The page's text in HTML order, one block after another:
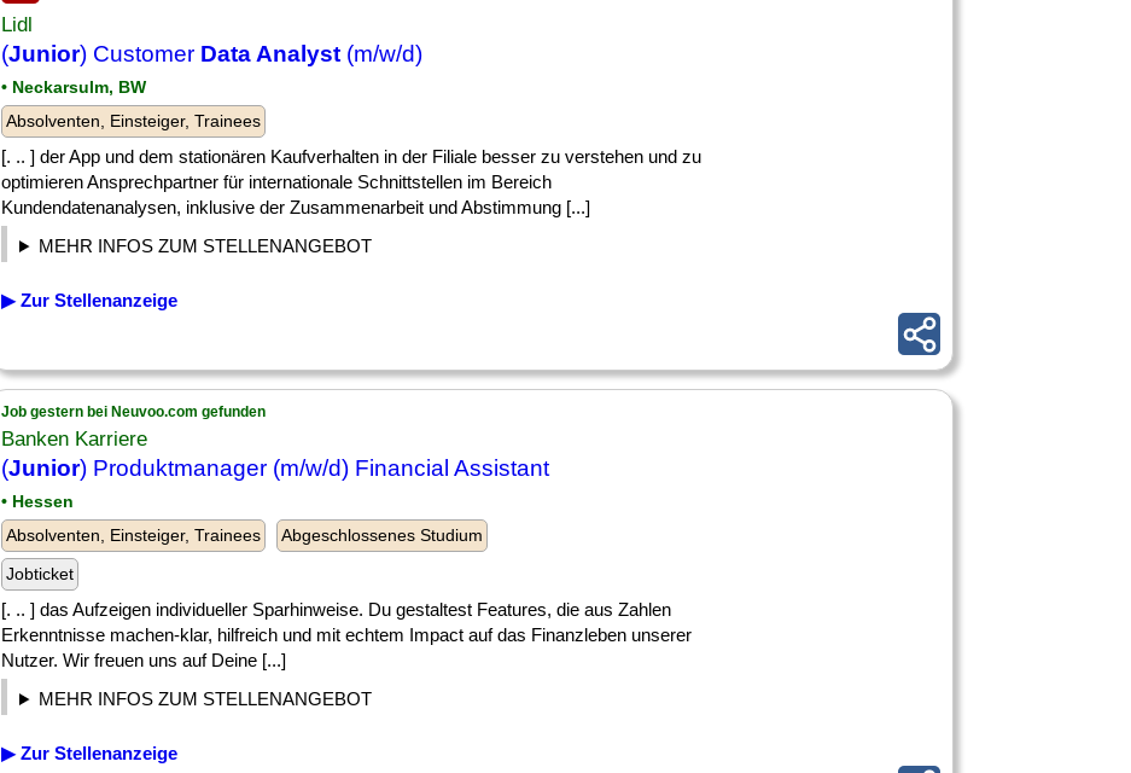
Lidl
(Junior) Customer Data Analyst (m/w/d)
• Neckarsulm, BW
Absolventen, Einsteiger, Trainees
[. .. ] der App und dem stationären Kaufverhalten in der Filiale besser zu verstehen und zu
optimieren Ansprechpartner für internationale Schnittstellen im Bereich
Kundendatenanalysen, inklusive der Zusammenarbeit und Abstimmung [...]
MEHR INFOS ZUM STELLENANGEBOT
▶ Zur Stellenanzeige
Job gestern bei Neuvoo.com gefunden
Banken Karriere
(Junior) Produktmanager (m/w/d) Financial Assistant
• Hessen
Absolventen, Einsteiger, Trainees
Abgeschlossenes Studium
Jobticket
[. .. ] das Aufzeigen individueller Sparhinweise. Du gestaltest Features, die aus Zahlen
Erkenntnisse machen-klar, hilfreich und mit echtem Impact auf das Finanzleben unserer
Nutzer. Wir freuen uns auf Deine [...]
MEHR INFOS ZUM STELLENANGEBOT
▶ Zur Stellenanzeige